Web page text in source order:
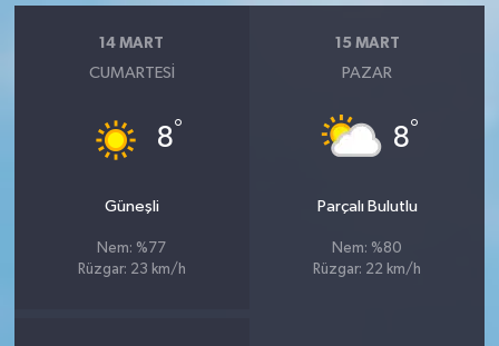
14 MART
CUMARTESI
8°
Güneşli
Nem: %77
Rüzgar: 23 km/h
15 MART
PAZAR
8°
Parçalı Bulutlu
Nem: %80
Rüzgar: 22 km/h